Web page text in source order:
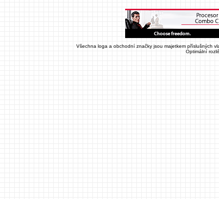
Všechna loga a obchodní značky jsou majetkem příslušných
Optimální